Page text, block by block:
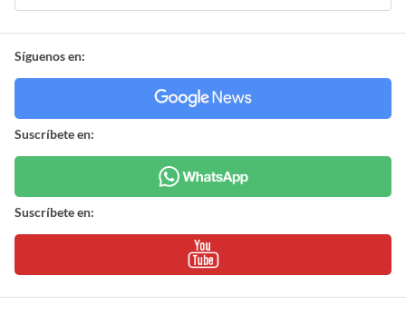
Síguenos en:
Suscríbete en:
Suscríbete en: